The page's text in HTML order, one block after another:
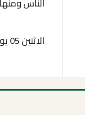
الاثنين 05 يونيو 2017